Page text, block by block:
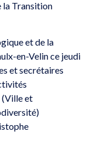
la Transition
et de la
en-Velin ce jeudi
et secrétaires
et